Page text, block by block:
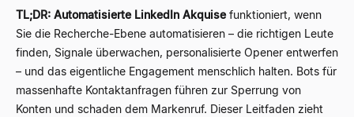
TL;DR: Automatisierte LinkedIn Akquisefunktioniert, wenn
Sie die Recherche-Ebene automatisieren – die richtigen Leute
finden, Signale überwachen, personalisierte Opener entwerfen
– und das eigentliche Engagement menschlich halten. Bots für
massenhafte Kontaktanfragen führen zur Sperrung von
Konten und schaden dem Markenruf. Dieser Leitfaden zieht